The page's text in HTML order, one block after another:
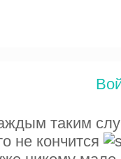
таким
не кончится